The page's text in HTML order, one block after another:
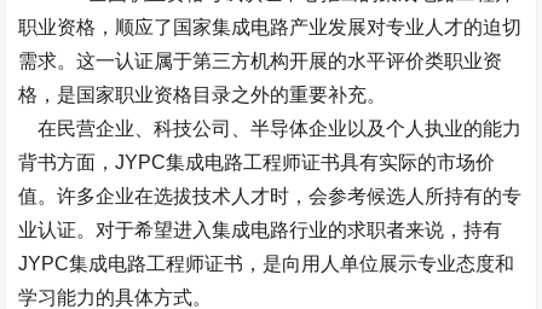
职业资格，顺应了国家集成电路产业发展对专业人才的迫切
需求。这一认证属于第三方机构开展的水平评价类职业资
格，是国家职业资格目录之外的重要补充。
在民营企业、科技公司、半导体企业以及个人执业的能力
背书方面，JYPC集成电路工程师证书具有实际的市场价
值。许多企业在选拔技术人才时，会参考候选人所持有的专
业认证。对于希望进入集成电路行业的求职者来说，持有
JYPC集成电路工程师证书，是向用人单位展示专业态度和
学习能力的具体方式。